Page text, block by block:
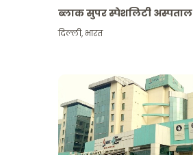
ब्लाक सुपर स्पेशलिटी अस्पताल
दिल्ली,भारत